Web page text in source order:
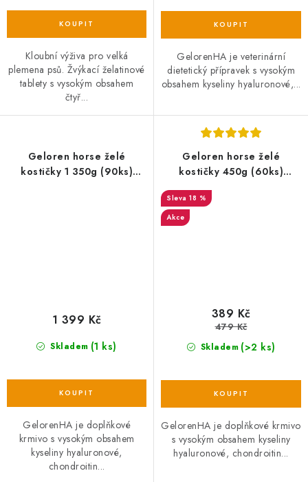
Kloubní výživa pro velká
plemena psů. Žvýkací želatinové
tablety s vysokým obsahem
čtyř...
GelorenHA je veterinární
dietetický přípravek s vysokým
obsahem kyseliny hyaluronové,...
Geloren horse želé
kostičky 1 350g (90ks)
Skladem (1 ks)
1 399 Kč
GelorenHA je doplňkové
krmivo s vysokým obsahem
kyseliny hyaluronové,
chondroitin...
Geloren horse želé
kostičky 450g (60ks)
jablečný - 1 sáček (nový
18 %
Akce
Skladem (>2 ks)
389 Kč
479 Kč
GelorenHA je doplňkové krmivo
s vysokým obsahem kyseliny
hyaluronové, chondroitin...